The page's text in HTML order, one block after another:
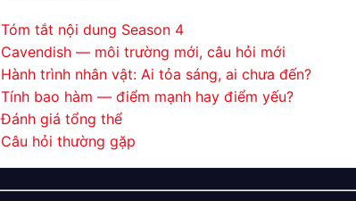
Tóm tắt nội dung Season 4
Cavendish — môi trường mới, câu hỏi mới
Hành trình nhân vật: Ai tỏa sáng, ai chưa đến?
Tính bao hàm — điểm mạnh hay điểm yếu?
Đánh giá tổng thể
Câu hỏi thường gặp